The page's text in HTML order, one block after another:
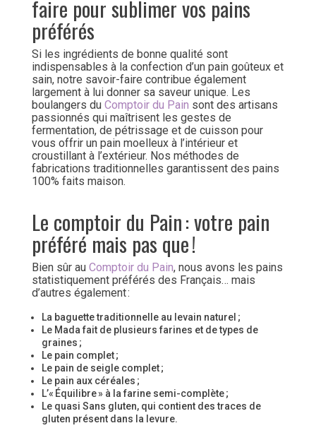
faire pour sublimer vos pains
préférés
Si les ingrédients de bonne qualité sont
indispensables à la confection d’un pain goûteux et
sain, notre savoir-faire contribue également
largement à lui donner sa saveur unique. Les
boulangers du Comptoir du Pain sont des artisans
passionnés qui maîtrisent les gestes de
fermentation, de pétrissage et de cuisson pour
vous offrir un pain moelleux à l’intérieur et
croustillant à l’extérieur. Nos méthodes de
fabrications traditionnelles garantissent des pains
100% faits maison.
Le comptoir du Pain : votre pain
préféré mais pas que !
Bien sûr au Comptoir du Pain, nous avons les pains
statistiquement préférés des Français… mais
d’autres également :
La baguette traditionnelle au levain naturel ;
Le Mada fait de plusieurs farines et de types de
graines ;
Le pain complet ;
Le pain de seigle complet ;
Le pain aux céréales ;
L’« Équilibre » à la farine semi-complète ;
Le quasi Sans gluten, qui contient des traces de
gluten présent dans la levure.